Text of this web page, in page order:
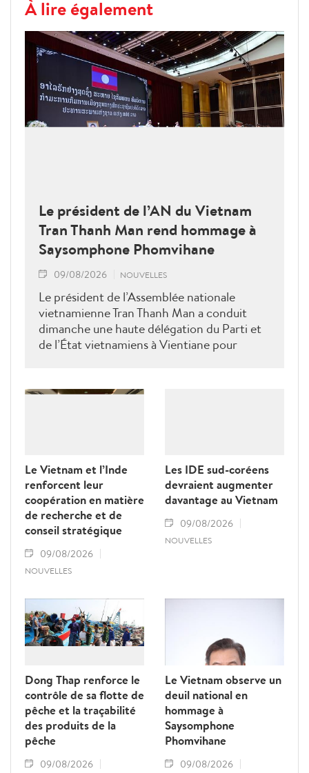
À lire également
Le président de l’AN du Vietnam
Tran Thanh Man rend hommage à
Saysomphone Phomvihane
09/08/2026 NOUVELLES
Le président de l’Assemblée nationale
vietnamienne Tran Thanh Man a conduit
dimanche une haute délégation du Parti et
de l’État vietnamiens à Vientiane pour
Phomvihane, soulignant ses contributions
Le Vietnam et l’Inde
renforcent leur
coopération en matière
de recherche et de
conseil stratégique
09/08/2026
NOUVELLES
Les IDE sud-coréens
devraient augmenter
davantage au Vietnam
09/08/2026
NOUVELLES
Dong Thap renforce le
contrôle de sa flotte de
pêche et la traçabilité
des produits de la
pêche
09/08/2026
Le Vietnam observe un
deuil national en
hommage à
Saysomphone
Phomvihane
09/08/2026